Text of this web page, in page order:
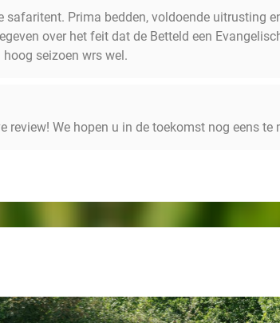
safaritent. Prima bedden, voldoende uitrusting
over het feit dat de Betteld een
seizoen wrs wel.
review! We hopen u in de toekomst nog eens te